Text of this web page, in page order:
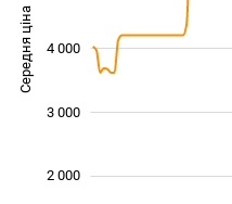
Середня ціна 2 500
2 000
3 000
4 000